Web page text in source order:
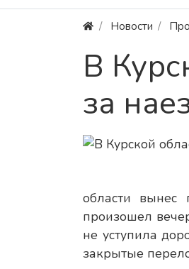
Новости
В
за
области вынес
произошел
не уступила
закрытые